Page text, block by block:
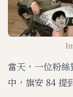
當天，一位粉絲
中，旗安 84 提